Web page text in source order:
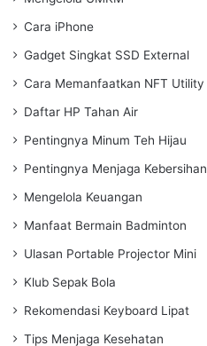
Cara iPhone
Gadget Singkat SSD External
Cara Memanfaatkan NFT Utility
Daftar HP Tahan Air
Pentingnya Minum Teh Hijau
Pentingnya Menjaga Kebersihan
Mengelola Keuangan
Manfaat Bermain Badminton
Ulasan Portable Projector Mini
Klub Sepak Bola
Rekomendasi Keyboard Lipat
Tips Menjaga Kesehatan